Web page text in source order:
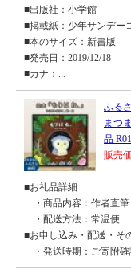
■出版社：小学館
■掲載紙：少年サンデー
■本のサイズ：新書版
■発売日：2019/12/18
■カナ：...
ふる
まつ
品
販売
■お礼品詳細
・商品内容：作者直筆
・配送方法：常温便
■お申し込み・配送・そ
・発送時期：ご寄附確